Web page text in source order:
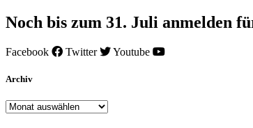
Noch bis zum 31. Juli anmelden
Facebook Twitter Youtube
Archiv
Archiv